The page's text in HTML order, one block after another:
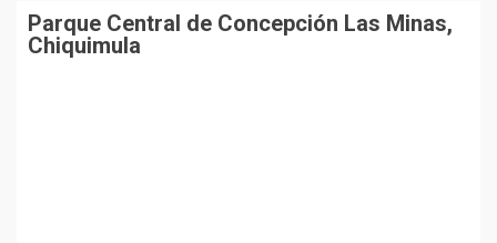
Parque Central de Concepción Las Minas,
Chiquimula